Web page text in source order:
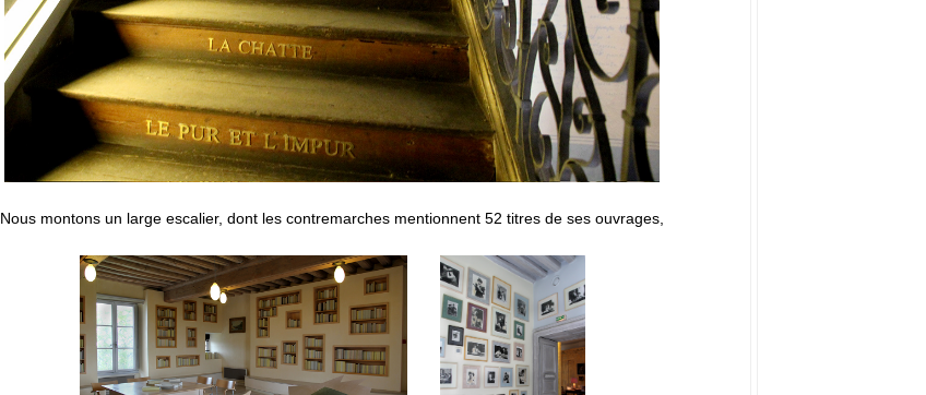
Nous montons un large escalier, dont les contremarches mentionnent 52 titres de ses ouvrages,